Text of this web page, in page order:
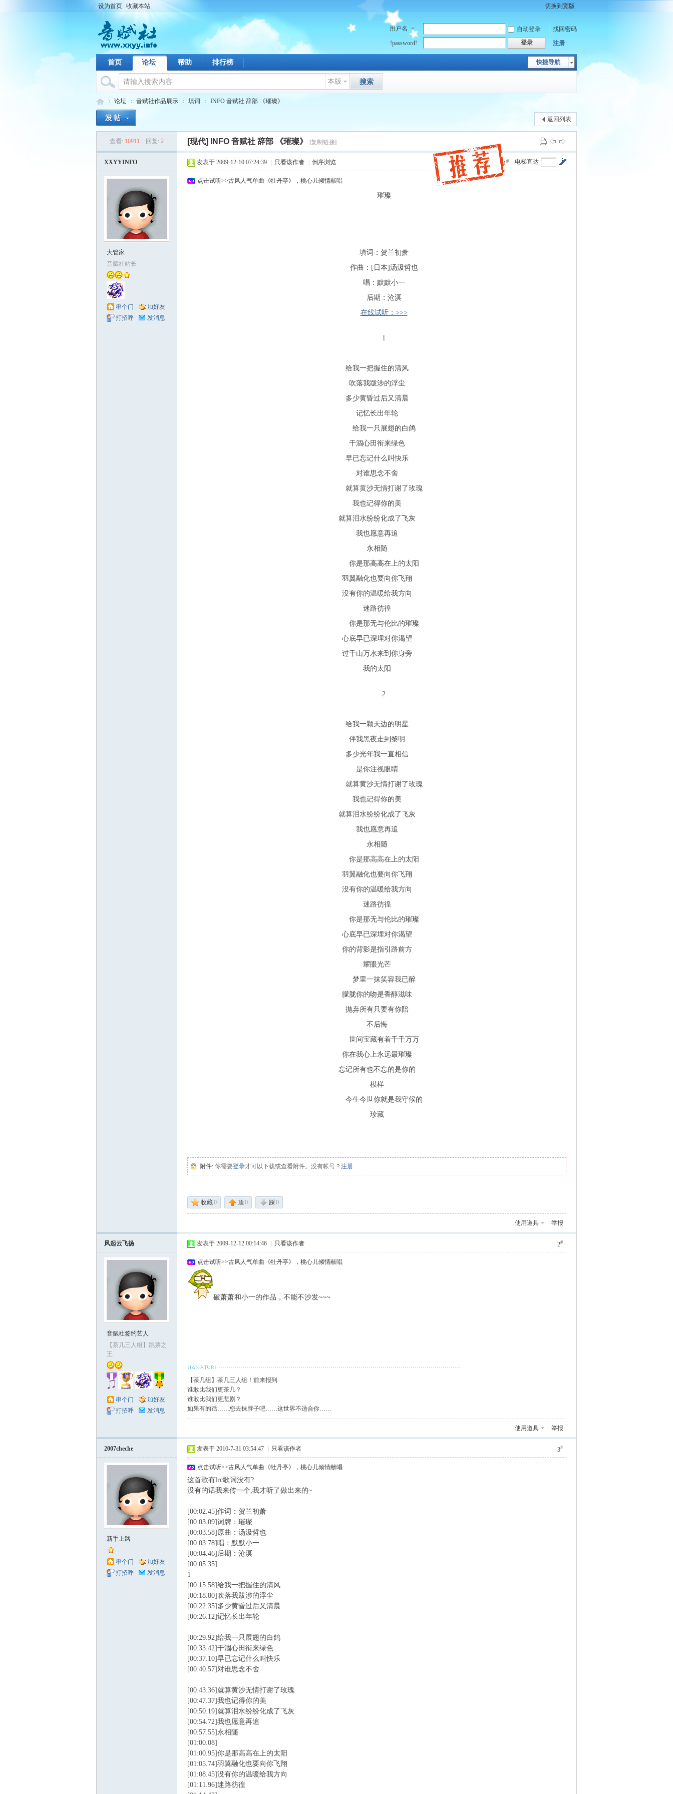
设为首页 收藏本站 切换到宽版
用户名 自动登录
找回密码
!password!
登录 注册
快捷导航
首页 论坛 帮助 排行榜
本版 搜索
论坛
›
音赋社作品展示 填词 INFO 音赋社 辞部 《璀璨》
返回列表
查看: 10911 回复: 2 [现代] INFO 音赋社 辞部 《璀璨》 [复制链接]
XXYYINFO
大管家
音赋社站长
串个门
加好友
打招呼
发消息
电梯直达
1#
发表于 2009-12-10 07:24:39 只看该作者 倒序浏览
点击试听>>古风人气单曲《牡丹亭》，桃心儿倾情献唱
璀璨
填词：贺兰初萧
作曲：[日本]汤汲哲也
唱：默默小一
后期：沧溟
在线试听：>>>
1
给我一把握住的清风
吹落我跋涉的浮尘
多少黄昏过后又清晨
记忆长出年轮
给我一只展翅的白鸽
干涸心田衔来绿色
早已忘记什么叫快乐
对谁思念不舍
就算黄沙无情打谢了玫瑰
我也记得你的美
就算泪水纷纷化成了飞灰
我也愿意再追
永相随
你是那高高在上的太阳
羽翼融化也要向你飞翔
没有你的温暖给我方向
迷路彷徨
你是那无与伦比的璀璨
心底早已深埋对你渴望
过千山万水来到你身旁
我的太阳
2
给我一颗天边的明星
伴我黑夜走到黎明
多少光年我一直相信
是你注视眼睛
就算黄沙无情打谢了玫瑰
我也记得你的美
就算泪水纷纷化成了飞灰
我也愿意再追
永相随
你是那高高在上的太阳
羽翼融化也要向你飞翔
没有你的温暖给我方向
迷路彷徨
你是那无与伦比的璀璨
心底早已深埋对你渴望
你的背影是指引路前方
耀眼光芒
梦里一抹笑容我已醉
朦胧你的吻是香醇滋味
抛弃所有只要有你陪
不后悔
世间宝藏有着千千万万
你在我心上永远最璀璨
忘记所有也不忘的是你的
模样
今生今世你就是我守候的
珍藏
附件: 你需要登录才可以下载或查看附件。没有帐号？ 注册
收藏0 顶0 踩0
使用道具 举报
风起云飞扬
音赋社签约艺人
【茶几三人组】跳票之
王
串个门
加好友
打招呼
发消息
2#
发表于 2009-12-12 00:14:46 只看该作者
点击试听>>古风人气单曲《牡丹亭》，桃心儿倾情献唱
破萧萧和小一的作品，不能不沙发~~~
【茶几组】茶几三人组！前来报到
谁敢比我们更茶几？
谁敢比我们更悲剧？
如果有的话……您去抹脖子吧……这世界不适合你……
使用道具 举报
2007cheche
新手上路
串个门
加好友
打招呼
发消息
3#
发表于 2010-7-31 03:54:47 只看该作者
点击试听>>古风人气单曲《牡丹亭》，桃心儿倾情献唱
这首歌有lrc歌词没有?
没有的话我来传一个,我才听了做出来的~
[00:02.45]作词：贺兰初萧
[00:03.09]词牌：璀璨
[00:03.58]原曲：汤汲哲也
[00:03.78]唱：默默小一
[00:04.46]后期：沧溟
[00:05.35]
1
[00:15.58]给我一把握住的清风
[00:18.80]吹落我跋涉的浮尘
[00:22.35]多少黄昏过后又清晨
[00:26.12]记忆长出年轮
[00:29.92]给我一只展翅的白鸽
[00:33.42]干涸心田衔来绿色
[00:37.10]早已忘记什么叫快乐
[00:40.57]对谁思念不舍
[00:43.36]就算黄沙无情打谢了玫瑰
[00:47.37]我也记得你的美
[00:50.19]就算泪水纷纷化成了飞灰
[00:54.72]我也愿意再追
[00:57.55]永相随
[01:00.08]
[01:00.95]你是那高高在上的太阳
[01:05.74]羽翼融化也要向你飞翔
[01:08.45]没有你的温暖给我方向
[01:11.96]迷路彷徨